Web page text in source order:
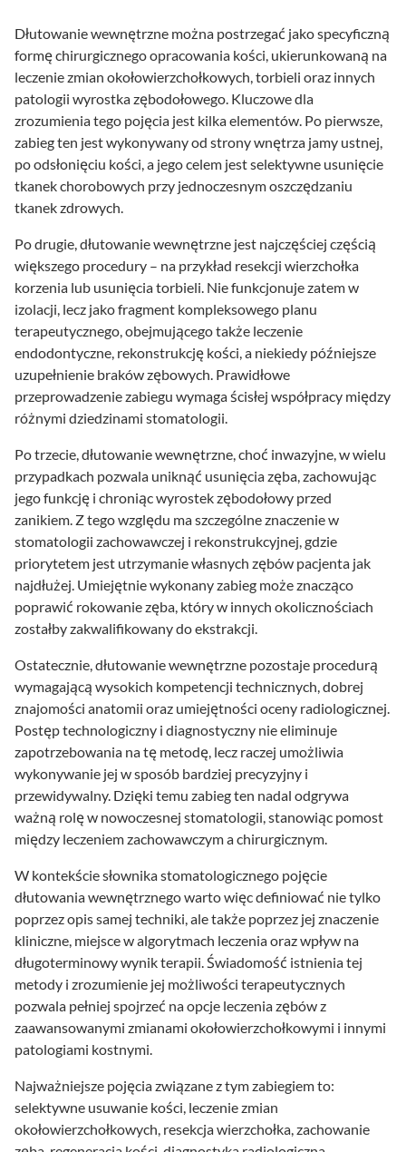
Dłutowanie wewnętrzne można postrzegać jako specyficzną
formę chirurgicznego opracowania kości, ukierunkowaną na
leczenie zmian okołowierzchołkowych, torbieli oraz innych
patologii wyrostka zębodołowego. Kluczowe dla
zrozumienia tego pojęcia jest kilka elementów. Po pierwsze,
zabieg ten jest wykonywany od strony wnętrza jamy ustnej,
po odsłonięciu kości, a jego celem jest selektywne usunięcie
tkanek chorobowych przy jednoczesnym oszczędzaniu
tkanek zdrowych.
Po drugie, dłutowanie wewnętrzne jest najczęściej częścią
większego procedury – na przykład resekcji wierzchołka
korzenia lub usunięcia torbieli. Nie funkcjonuje zatem w
izolacji, lecz jako fragment kompleksowego planu
terapeutycznego, obejmującego także leczenie
endodontyczne, rekonstrukcję kości, a niekiedy późniejsze
uzupełnienie braków zębowych. Prawidłowe
przeprowadzenie zabiegu wymaga ścisłej współpracy między
różnymi dziedzinami stomatologii.
Po trzecie, dłutowanie wewnętrzne, choć inwazyjne, w wielu
przypadkach pozwala uniknąć usunięcia zęba, zachowując
jego funkcję i chroniąc wyrostek zębodołowy przed
zanikiem. Z tego względu ma szczególne znaczenie w
stomatologii zachowawczej i rekonstrukcyjnej, gdzie
priorytetem jest utrzymanie własnych zębów pacjenta jak
najdłużej. Umiejętnie wykonany zabieg może znacząco
poprawić rokowanie zęba, który w innych okolicznościach
zostałby zakwalifikowany do ekstrakcji.
Ostatecznie, dłutowanie wewnętrzne pozostaje procedurą
wymagającą wysokich kompetencji technicznych, dobrej
znajomości anatomii oraz umiejętności oceny radiologicznej.
Postęp technologiczny i diagnostyczny nie eliminuje
zapotrzebowania na tę metodę, lecz raczej umożliwia
wykonywanie jej w sposób bardziej precyzyjny i
przewidywalny. Dzięki temu zabieg ten nadal odgrywa
ważną rolę w nowoczesnej stomatologii, stanowiąc pomost
między leczeniem zachowawczym a chirurgicznym.
W kontekście słownika stomatologicznego pojęcie
dłutowania wewnętrznego warto więc definiować nie tylko
poprzez opis samej techniki, ale także poprzez jej znaczenie
kliniczne, miejsce w algorytmach leczenia oraz wpływ na
długoterminowy wynik terapii. Świadomość istnienia tej
metody i zrozumienie jej możliwości terapeutycznych
pozwala pełniej spojrzeć na opcje leczenia zębów z
zaawansowanymi zmianami okołowierzchołkowymi i innymi
patologiami kostnymi.
Najważniejsze pojęcia związane z tym zabiegiem to:
selektywne usuwanie kości, leczenie zmian
okołowierzchołkowych, resekcja wierzchołka, zachowanie